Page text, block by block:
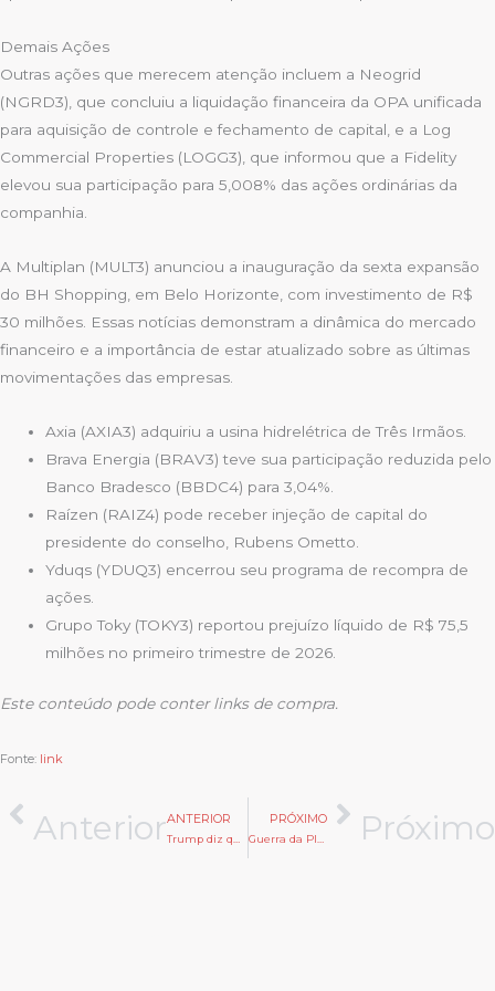
Demais Ações
Outras ações que merecem atenção incluem a Neogrid
(NGRD3), que concluiu a liquidação financeira da OPA unificada
para aquisição de controle e fechamento de capital, e a Log
Commercial Properties (LOGG3), que informou que a Fidelity
elevou sua participação para 5,008% das ações ordinárias da
companhia.
A Multiplan (MULT3) anunciou a inauguração da sexta expansão
do BH Shopping, em Belo Horizonte, com investimento de R$
30 milhões. Essas notícias demonstram a dinâmica do mercado
financeiro e a importância de estar atualizado sobre as últimas
movimentações das empresas.
Axia (AXIA3) adquiriu a usina hidrelétrica de Três Irmãos.
Brava Energia (BRAV3) teve sua participação reduzida pelo
Banco Bradesco (BBDC4) para 3,04%.
Raízen (RAIZ4) pode receber injeção de capital do
presidente do conselho, Rubens Ometto.
Yduqs (YDUQ3) encerrou seu programa de recompra de
ações.
Grupo Toky (TOKY3) reportou prejuízo líquido de R$ 75,5
milhões no primeiro trimestre de 2026.
Este conteúdo pode conter links de compra.
Fonte: link
AnteriorANTERIOR
Trump diz que Irã concordou em não ter uma arma nuclear
PRÓXIMO
Guerra da PlayStation contra jogos shovelware conquista nova vitória Próximo